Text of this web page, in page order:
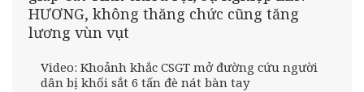
HƯƠNG, không thăng chức cũng tăng
lương vùn vụt
Video: Khoảnh khắc CSGT mở đường cứu người
dân bị khối sắt 6 tấn đè nát bàn tay